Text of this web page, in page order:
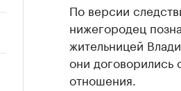
По версии
нижегородец
жительницей
они договорились
отношения.